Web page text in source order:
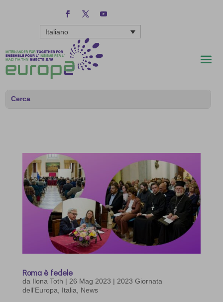
Italiano
Roma è fedele
da Ilona Toth | 26 Mag 2023 | 2023 Giornata
dell'Europa, Italia, News